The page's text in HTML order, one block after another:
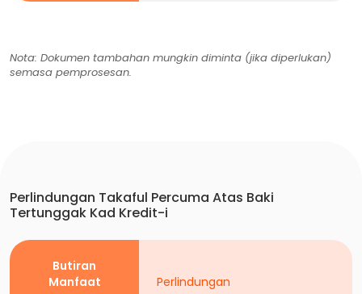
Nota: Dokumen tambahan mungkin diminta (jika diperlukan)
semasa pemprosesan.
Perlindungan Takaful Percuma Atas Baki
Tertunggak Kad Kredit-i
Butiran
Manfaat
Perlindungan